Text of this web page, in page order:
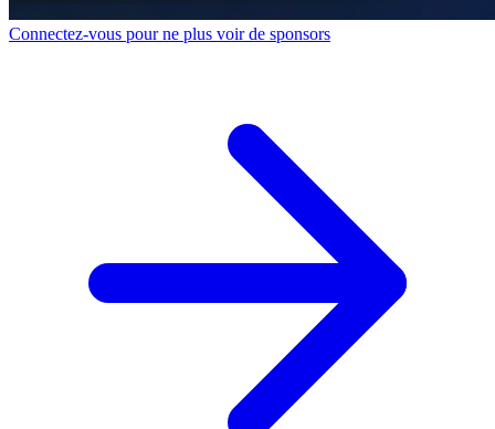
Connectez-vous pour ne plus voir de sponsors